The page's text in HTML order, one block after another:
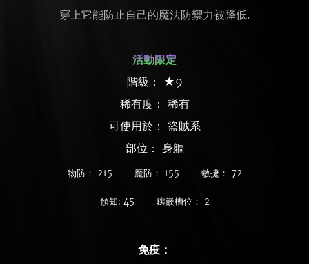
穿上它能防止自己的魔法防禦力被降低.
活動限定
階級： ★9
稀有度： 稀有
可使用於： 盜賊系
部位： 身軀
物防： 215 魔防： 155 敏捷： 72
預知: 45 鑲嵌槽位： 2
免疫：